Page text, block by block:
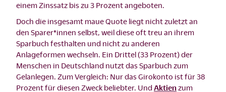
einem Zinssatz bis zu 3 Prozent angeboten.
Doch die insgesamt maue Quote liegt nicht zuletzt an
den Sparer*innen selbst, weil diese oft treu an ihrem
Sparbuch festhalten und nicht zu anderen
Anlageformen wechseln. Ein Drittel (33 Prozent) der
Menschen in Deutschland nutzt das Sparbuch zum
Gelanlegen. Zum Vergleich: Nur das Girokonto ist für 38
Prozent für diesen Zweck beliebter. Und Aktien zum